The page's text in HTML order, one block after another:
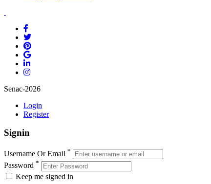
Senac-2026
Login
Register
Signin
Username Or Email *
Password *
Keep me signed in